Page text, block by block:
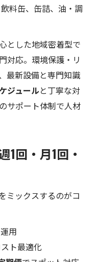
料缶、缶詰、油・調
とした地域密着型で
対応。環境保護・リ
最新設備と専門知識
ジュールと丁寧な対
サポート体制で人材
1回・月1回・
ミックスするのがコ
用
ト最適化